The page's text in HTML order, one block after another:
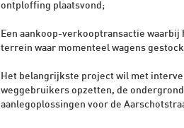
ontploffing plaatsvond;
Een aankoop-verkooptransactie
terrein waar momenteel wagens
Het belangrijkste project wil met
weggebruikers opzetten, de
aanlegoplossingen voor de